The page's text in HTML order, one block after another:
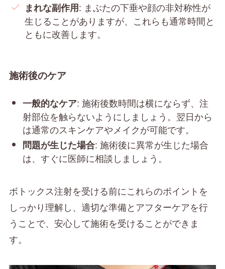
まれな副作用: まぶたの下垂や顔の非対称性が
生じることがありますが、これらも通常時間と
ともに改善します。
施術後のケア
一般的なケア: 施術後数時間は横にならず、注
射部位を触らないようにしましょう。翌日から
は通常のスキンケアやメイクが可能です。
問題が生じた場合: 施術後に異常が生じた場合
は、すぐに医師に相談しましょう。
ボトックス注射を受ける前にこれらのポイントを
しっかり理解し、適切な準備とアフターケアを行
うことで、安心して施術を受けることができま
す。